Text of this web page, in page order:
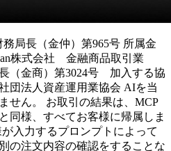
局長（金仲）第965号 所属金
株式会社 金融商品取引業
（金商）第3024号 加入する協
団法人資産運用業協会 AIを当
せん。 お取引の結果は、MCP
同様、すべてお客様に帰属しま
入力するプロンプトによって
の注文内容の確認をすることな